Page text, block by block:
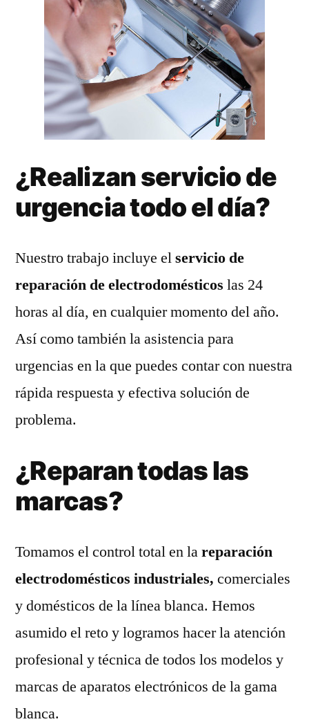
¿Realizan servicio de
urgencia todo el día?
Nuestro trabajo incluye elservicio de
reparación de electrodomésticos las 24
horas al día, en cualquier momento del año.
Así como también la asistencia para
urgencias en la que puedes contar con nuestra
rápida respuesta y efectiva solución de
problema.
¿Reparan todas las
marcas?
Tomamos el control total en lareparación
electrodomésticos industriales, comerciales
y domésticos de la línea blanca. Hemos
asumido el reto y logramos hacer la atención
profesional y técnica de todos los modelos y
marcas de aparatos electrónicos de la gama
blanca.